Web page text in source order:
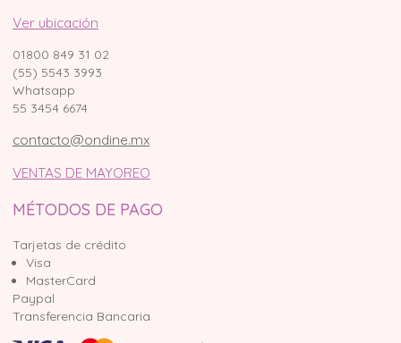
Ver ubicación
01800 849 31 02
(55) 5543 3993
Whatsapp
55 3454 6674
contacto@ondine.mx
VENTAS DE MAYOREO
MÉTODOS DE PAGO
Tarjetas de crédito
Visa
MasterCard
Paypal
Transferencia Bancaria